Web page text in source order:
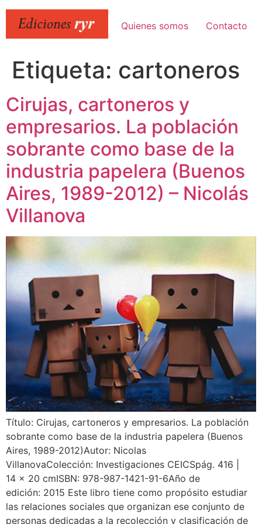
contenido
Quienes somos Contacto
Etiqueta: cartoneros
Cirujas, cartoneros y
empresarios. La población
sobrante como base de la
industria papelera (Buenos
Aires, 1989-2012) – Nicolás
Villanova
Título: Cirujas, cartoneros y empresarios. La población
sobrante como base de la industria papelera (Buenos
Aires, 1989-2012)Autor: Nicolas
VillanovaColección: Investigaciones CEICSpág. 416 |
14 x 20 cmISBN: 978-987-1421-91-6Año de
edición: 2015 Este libro tiene como propósito estudiar
las relaciones sociales que organizan ese conjunto de
personas dedicadas a la recolección y clasificación de